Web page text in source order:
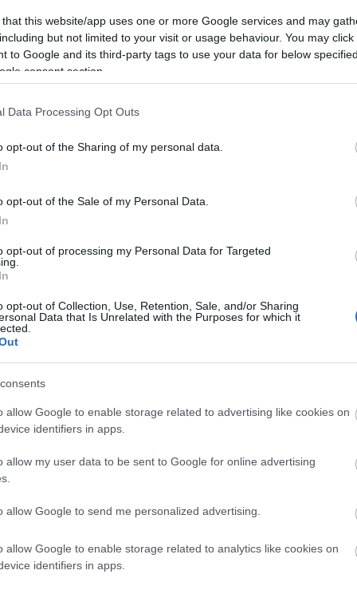
that this website/app uses one or more Google services and may
but not limited to your visit or usage behaviour. You may
to Google and its third-party tags to use your data for below
consent section.
Data Processing Opt Outs
opt-out of the Sharing of my personal data.
opt-out of the Sale of my Personal Data.
opt-out of processing my Personal Data for Targeted
opt-out of Collection, Use, Retention, Sale, and/or Sharing
Data that Is Unrelated with the Purposes for which it
allow Google to enable storage related to advertising like cookies on
identifiers in apps.
allow my user data to be sent to Google for online advertising
allow Google to send me personalized advertising.
allow Google to enable storage related to analytics like cookies on
identifiers in apps.
Al